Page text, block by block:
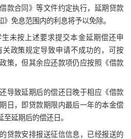
款合同》等文件约定执行，延期贷款
免息范围内的利息将予以免除。
未按上述要求提交本金延期偿还申
政策规定导致申请不成功的，可按
策，但其余应还款项仍应按照《借款
导致延期后的偿还日晚于相应《借款
日，即贷款期限内最后一年的本金偿
延期后的偿还日。
贷款安排报送征信信息，已经报送的